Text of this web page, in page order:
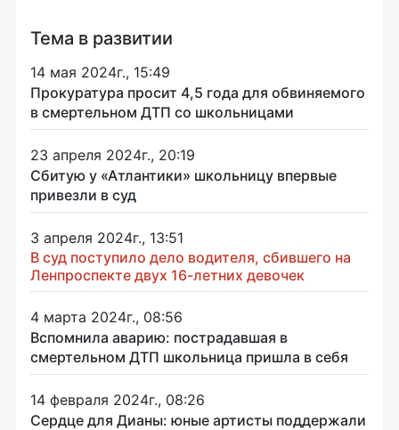
Тема в развитии
14 мая 2024г., 15:49
Прокуратура просит 4,5 года для обвиняемого
в смертельном ДТП со школьницами
23 апреля 2024г., 20:19
Сбитую у «Атлантики» школьницу впервые
привезли в суд
3 апреля 2024г., 13:51
В суд поступило дело водителя, сбившего на
Ленпроспекте двух 16-летних девочек
4 марта 2024г., 08:56
Вспомнила аварию: пострадавшая в
смертельном ДТП школьница пришла в себя
14 февраля 2024г., 08:26
Сердце для Дианы: юные артисты поддержали